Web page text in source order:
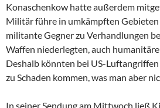
Konaschenkow hatte außerdem
Militär führe in umkämpften Gebieten
militante Gegner zu Verhandlungen
Waffen niederlegten, auch
Deshalb könnten bei US-
zu Schaden kommen, was man aber
In seiner Sendung am Mittwoch ließ